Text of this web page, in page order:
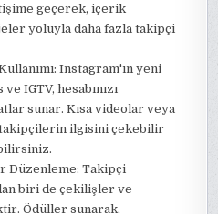
geçerek, içerik
yoluyla daha fazla takipçi
Instagram'ın yeni
IGTV, hesabınızı
sunar. Kısa videolar veya
ilgisini çekebilir
Düzenleme: Takipçi
biri de çekilişler ve
Ödüller sunarak,